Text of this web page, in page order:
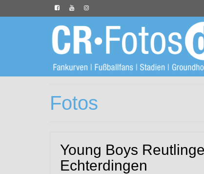
Fotos
Young Boys
Echterdingen